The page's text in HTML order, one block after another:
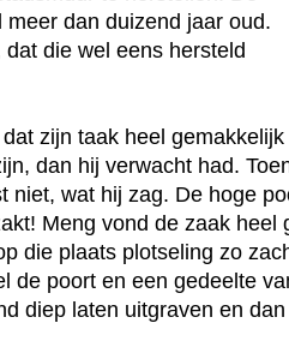
dan duizend jaar oud.
die wel eens hersteld
zijn taak heel
dan hij verwacht had.
niet, wat hij zag. De hoge
Meng vond de zaak heel
die plaats plotseling zo
de poort en een gedeelte
diep laten uitgraven en